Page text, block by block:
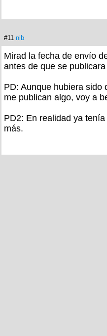
#11 nib
Mirad la fecha de envío
antes de que se
PD: Aunque hubiera sido
me publican algo, voy a
PD2: En realidad ya
más.